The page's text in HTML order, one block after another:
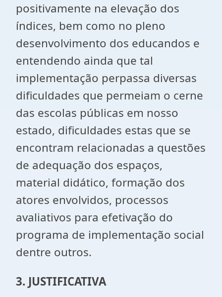
positivamente na elevação dos
índices, bem como no pleno
desenvolvimento dos educandos e
entendendo ainda que tal
implementação perpassa diversas
dificuldades que permeiam o cerne
das escolas públicas em nosso
estado, dificuldades estas que se
encontram relacionadas a questões
de adequação dos espaços,
material didático, formação dos
atores envolvidos, processos
avaliativos para efetivação do
programa de implementação social
dentre outros.
3. JUSTIFICATIVA